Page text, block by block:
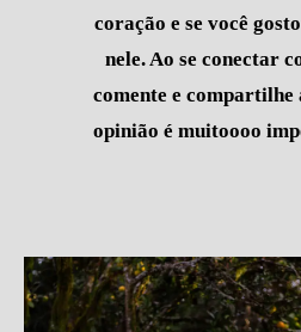
coração e se você
nele. Ao se conectar
comente e
opinião é muitoooo